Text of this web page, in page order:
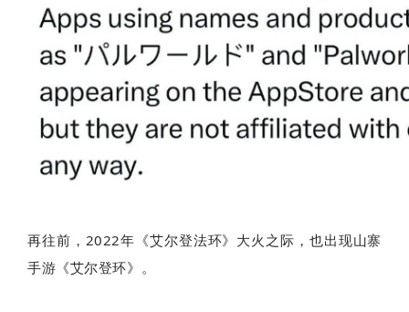
再往前，2022年《艾尔登法环》大火之际，也出现山寨
手游《艾尔登环》。